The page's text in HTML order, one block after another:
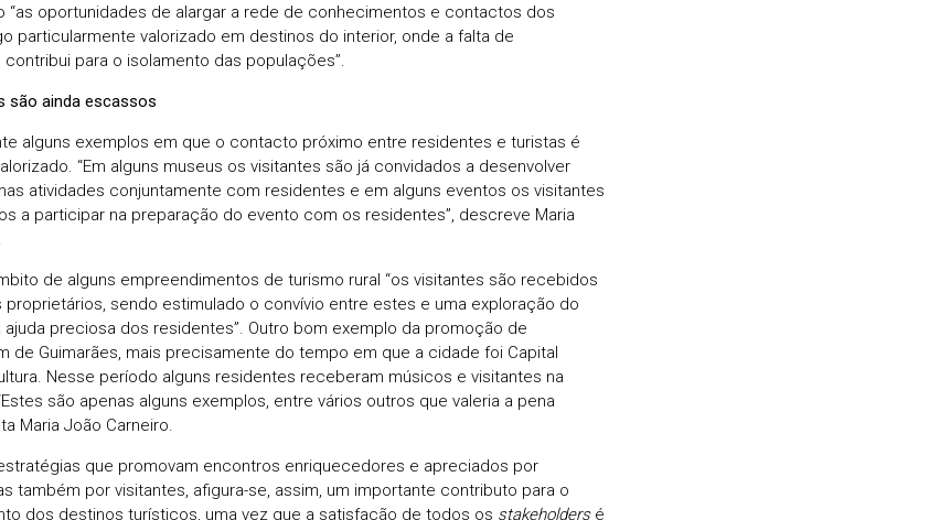
“as oportunidades de alargar a rede de conhecimentos e contactos dos
particularmente valorizado em destinos do interior, onde a falta de
para o isolamento das populações”.
são ainda escassos
alguns exemplos em que o contacto próximo entre residentes e turistas é
“Em alguns museus os visitantes são já convidados a desenvolver
atividades conjuntamente com residentes e em alguns eventos os visitantes
a participar na preparação do evento com os residentes”, descreve Maria
de alguns empreendimentos de turismo rural “os visitantes são recebidos
proprietários, sendo estimulado o convívio entre estes e uma exploração do
preciosa dos residentes”. Outro bom exemplo da promoção de
de Guimarães, mais precisamente do tempo em que a cidade foi Capital
Nesse período alguns residentes receberam músicos e visitantes na
são apenas alguns exemplos, entre vários outros que valeria a pena
Maria João Carneiro.
que promovam encontros enriquecedores e apreciados por
também por visitantes, afigura-se, assim, um importante contributo para o
dos destinos turísticos, uma vez que a satisfação de todos os stakeholdersé